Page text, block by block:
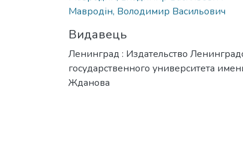
Мавродін, Володимир Васильович
Видавець
Ленинград : Издательство
государственного университета
Жданова